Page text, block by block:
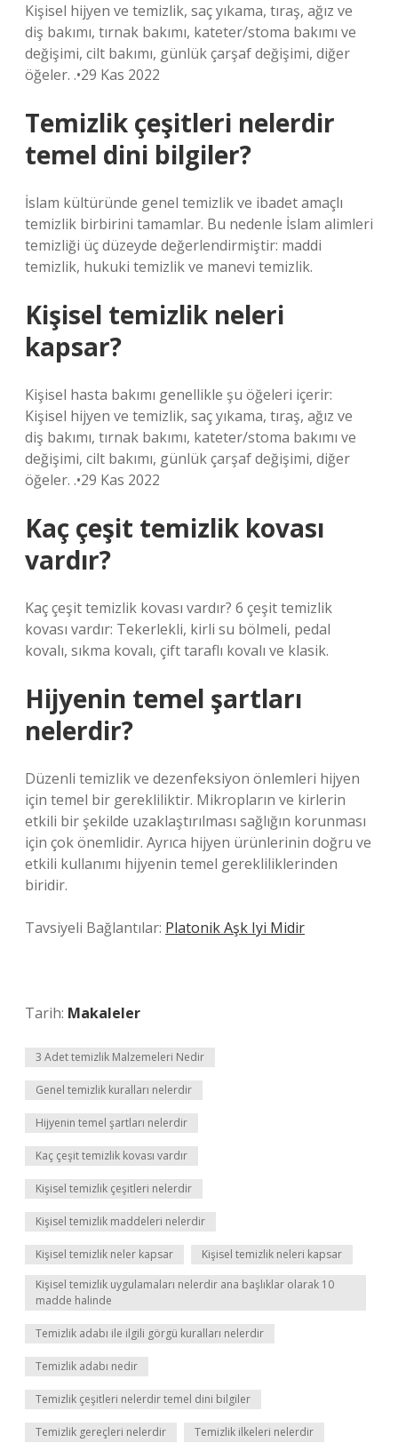
Kişisel hijyen ve temizlik, saç yıkama, tıraş, ağız ve
diş bakımı, tırnak bakımı, kateter/stoma bakımı ve
değişimi, cilt bakımı, günlük çarşaf değişimi, diğer
öğeler. .•29 Kas 2022
Temizlik çeşitleri nelerdir
temel dini bilgiler?
İslam kültüründe genel temizlik ve ibadet amaçlı
temizlik birbirini tamamlar. Bu nedenle İslam alimleri
temizliği üç düzeyde değerlendirmiştir: maddi
temizlik, hukuki temizlik ve manevi temizlik.
Kişisel temizlik neleri
kapsar?
Kişisel hasta bakımı genellikle şu öğeleri içerir:
Kişisel hijyen ve temizlik, saç yıkama, tıraş, ağız ve
diş bakımı, tırnak bakımı, kateter/stoma bakımı ve
değişimi, cilt bakımı, günlük çarşaf değişimi, diğer
öğeler. .•29 Kas 2022
Kaç çeşit temizlik kovası
vardır?
Kaç çeşit temizlik kovası vardır? 6 çeşit temizlik
kovası vardır: Tekerlekli, kirli su bölmeli, pedal
kovalı, sıkma kovalı, çift taraflı kovalı ve klasik.
Hijyenin temel şartları
nelerdir?
Düzenli temizlik ve dezenfeksiyon önlemleri hijyen
için temel bir gerekliliktir. Mikropların ve kirlerin
etkili bir şekilde uzaklaştırılması sağlığın korunması
için çok önemlidir. Ayrıca hijyen ürünlerinin doğru ve
etkili kullanımı hijyenin temel gerekliliklerinden
biridir.
Tavsiyeli Bağlantılar: Platonik Aşk Iyi Midir
Tarih: Makaleler
3 Adet temizlik Malzemeleri Nedir
Genel temizlik kuralları nelerdir
Hijyenin temel şartları nelerdir
Kaç çeşit temizlik kovası vardır
Kişisel temizlik çeşitleri nelerdir
Kişisel temizlik maddeleri nelerdir
Kişisel temizlik neler kapsar
Kişisel temizlik neleri kapsar
Kişisel temizlik uygulamaları nelerdir ana başlıklar olarak 10
madde halinde
Temizlik adabı ile ilgili görgü kuralları nelerdir
Temizlik adabı nedir
Temizlik çeşitleri nelerdir temel dini bilgiler
Temizlik gereçleri nelerdir Temizlik ilkeleri nelerdir